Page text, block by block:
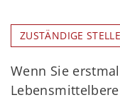
ZUSTÄNDIGE STELLE
Wenn Sie